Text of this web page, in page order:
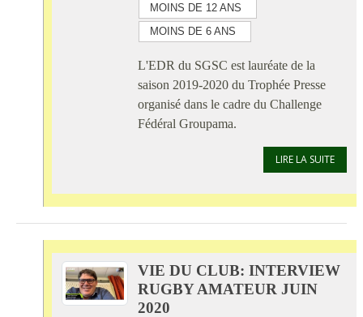
MOINS DE 12 ANS
MOINS DE 6 ANS
L'EDR du SGSC est lauréate de la
saison 2019-2020 du Trophée Presse
organisé dans le cadre du Challenge
Fédéral Groupama.
LIRE LA SUITE
VIE DU CLUB: INTERVIEW
RUGBY AMATEUR JUIN
2020